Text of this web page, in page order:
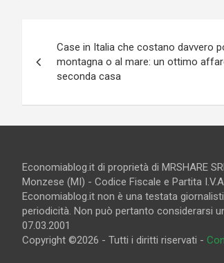
articoli
Case in Italia che costano davvero
montagna o al mare: un ottimo
seconda casa
Economiablog.it di proprietà di MRSHARE
Monzese (MI) - Codice Fiscale e Partita
Economiablog.it non è una testata
periodicità. Non può pertanto considerarsi
07.03.2001
Copyright ©2026 - Tutti i diritti riservati -